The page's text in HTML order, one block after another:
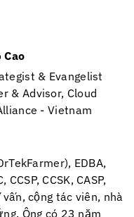
& Evangelist
& Advisor, Cloud
- Vietnam
EDBA,
CCSP, CCSK, CASP,
cộng tác viên, nhà
Ông có 23 năm